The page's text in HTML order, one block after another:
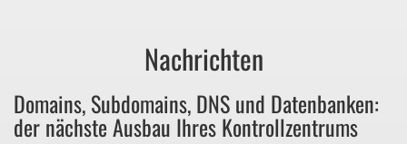
Bezahlen Sie auch zu viel
für Dinge, die sie gar nicht brauchen?
Nachrichten
Domains, Subdomains, DNS und Datenbanken:
der nächste Ausbau Ihres Kontrollzentrums